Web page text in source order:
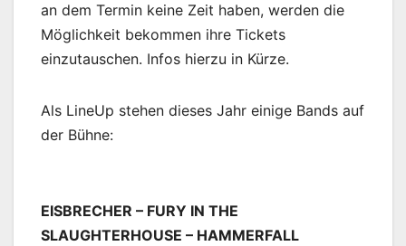
an dem Termin keine Zeit haben, werden die
Möglichkeit bekommen ihre Tickets
einzutauschen. Infos hierzu in Kürze.
Als LineUp stehen dieses Jahr einige Bands auf
der Bühne:
EISBRECHER – FURY IN THE
SLAUGHTERHOUSE – HAMMERFALL